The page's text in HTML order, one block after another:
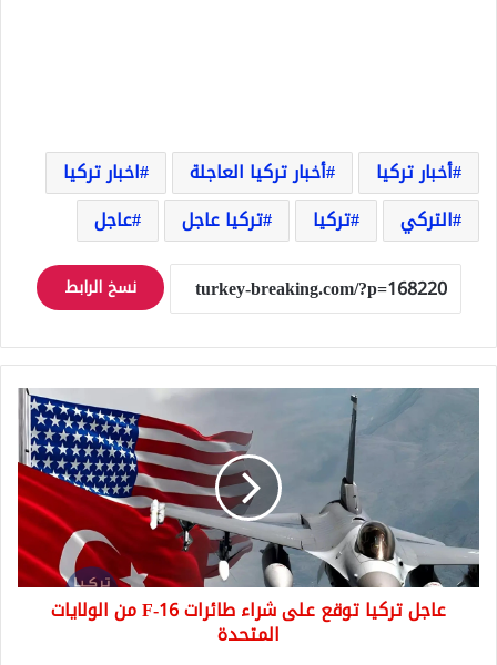
أخبار تركيا أخبار تركيا العاجلة
اخبار تركيا
التركي
تركيا تركيا عاجل عاجل
نسخ الرابط
على
16
من
الولايات
عاجل تركيا توقع على شراء طائرات F-16 من الولايات
المتحدة